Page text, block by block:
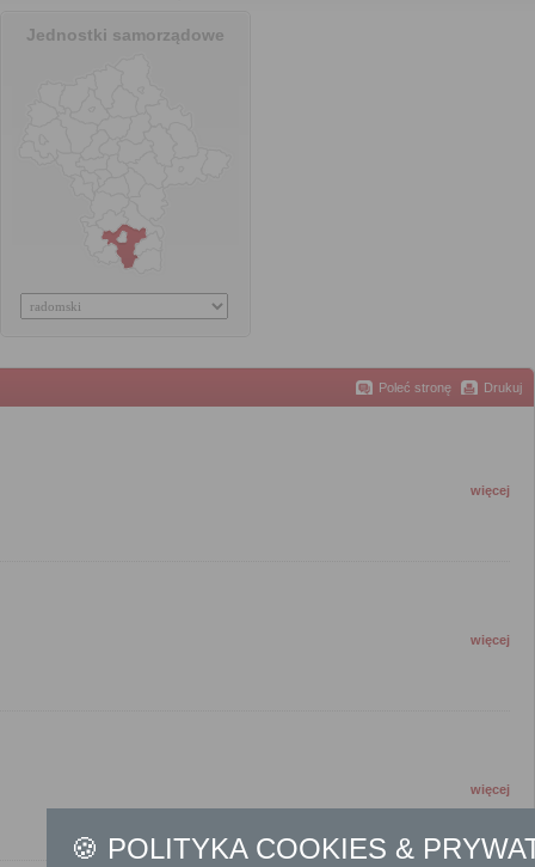
Jednostki samorządowe
Poleć stronę Drukuj
więcej
więcej
więcej
🍪 POLITYKA COOKIES &